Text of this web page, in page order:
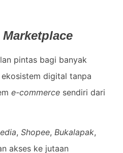
Marketplace
pintas bagi banyak
digital tanpa
e-commerce sendiri dari
, Shopee, Bukalapak,
akses ke jutaan